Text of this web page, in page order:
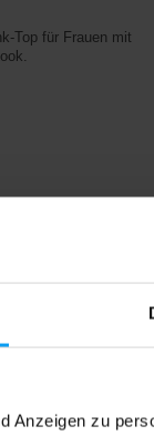
Anzeigen zu
Top für Frauen mit